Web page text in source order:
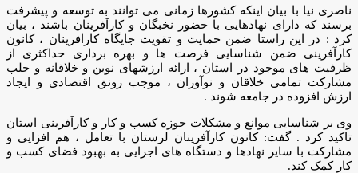
ناصری نیا با بیان اینکه کشورها زمانی می توانند به توسعه و پیشرفت
برسند که دارای نهادهایی با حضور نخبگان و کارآفرینان باشند ، بیان
کرد : در این راستا ضمن حمایت و تقویت جایگاه کارافرینان ، کانون
کارآفرینی ضمن شناسایی فرصت ها و بهره برداری حداکثری از
ظرفیت های موجود در استان ، ارائه ارزشهای نوین و خلاقانه و جلب
مشارکت تمامی خلاقان و نوآوران ، موجب رونق اقتصادی و ایجاد
ارزش افزوده در جامعه شوند .
وی بر شناسایی موانع و مشکلات حوزه کسب و کار و کارآفرینی استان
تاکید کرد . گفت: کانون کارآفرینان لرستان با تعامل ، هم افزایی و
مشارکت با سایر نهادها و دستگاه های اجرایی به بهبود فضای کسب و
کار کمک کند.